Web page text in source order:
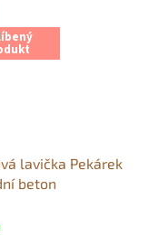
lavička Pekárek
beton